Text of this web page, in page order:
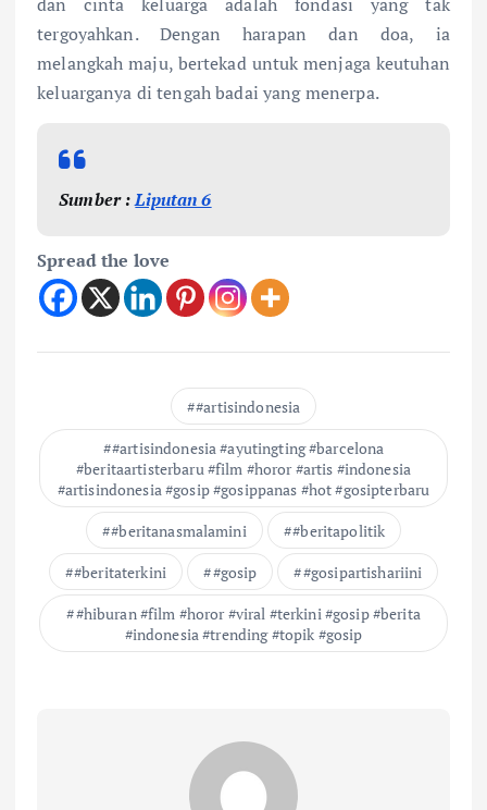
tergoyahkan. Dengan harapan dan doa, ia
melangkah maju, bertekad untuk menjaga keutuhan
keluarganya di tengah badai yang menerpa.
Sumber :Liputan 6
Spread the love
#artisindonesia
#artisindonesia #ayutingting #barcelona
#beritaartisterbaru #film #horor #artis #indonesia
#artisindonesia #gosip #gosippanas #hot #gosipterbaru
#beritanasmalamini
#beritapolitik
#beritaterkini
#gosip
#gosipartishariini
#hiburan #film #horor #viral #terkini #gosip #berita
#indonesia #trending #topik #gosip